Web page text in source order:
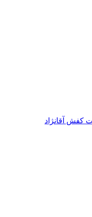
کفش آقانژاد